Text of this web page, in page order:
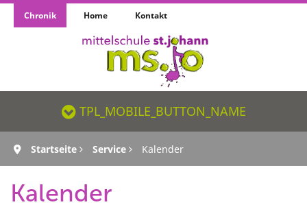
Chronik Home Kontakt
TPL_MOBILE_BUTTON_NAME_SR
TPL_MOBILE_BUTTON_NAME
Startseite Service Kalender
Kalender